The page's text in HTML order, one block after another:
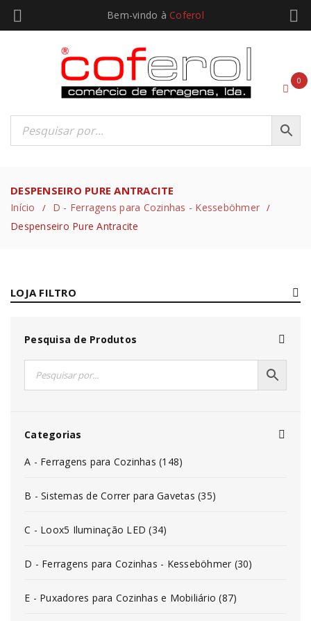
Bem-vindo à Coferol
0
DESPENSEIRO PURE ANTRACITE
Início / D - Ferragens para Cozinhas - Kesseböhmer /
Despenseiro Pure Antracite
LOJA FILTRO
Pesquisa de Produtos
Categorias
A - Ferragens para Cozinhas (148)
B - Sistemas de Correr para Gavetas (35)
C - Loox5 Iluminação LED (34)
D - Ferragens para Cozinhas - Kesseböhmer (30)
E - Puxadores para Cozinhas e Mobiliário (87)